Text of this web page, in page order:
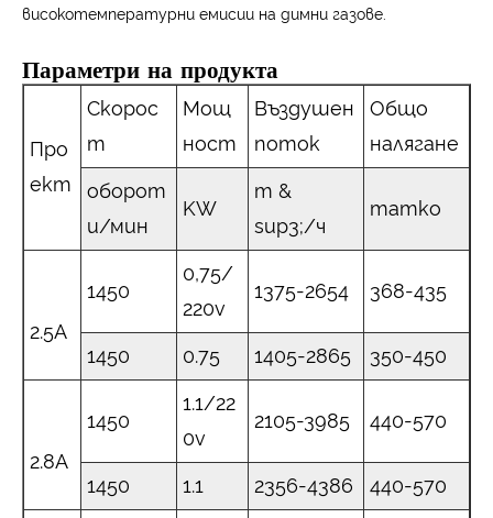
високотемпературни емисии на димни газове.
Параметри на продукта
Про
ект
Скорос
т
Мощ
ност
Въздушен
поток
Общо
налягане
оборот
и/мин
KW
m &
sup3;/ч
татко
2.5A
1450
0,75/
220v
1375-2654 368-435
1450 0.75 1405-2865 350-450
2.8A
1450
1.1/22
0v
2105-3985 440-570
1450 1.1 2356-4386 440-570